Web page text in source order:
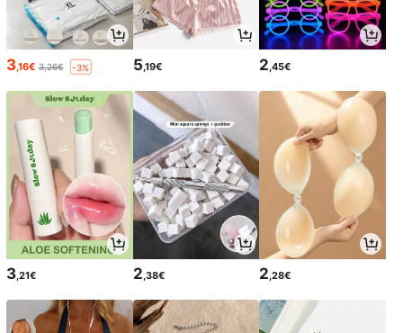
3,16€ 3,26€ -3% 5 ,19€ 2 ,45€
3,21€ 2,38€ 2,28€